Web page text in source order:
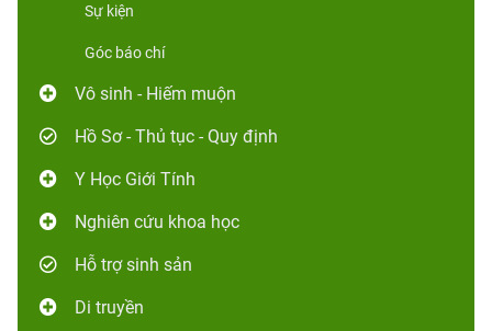
Sự kiện
Góc báo chí
Vô sinh - Hiếm muộn
Hồ Sơ - Thủ tục - Quy định
Y Học Giới Tính
Nghiên cứu khoa học
Hỗ trợ sinh sản
Di truyền